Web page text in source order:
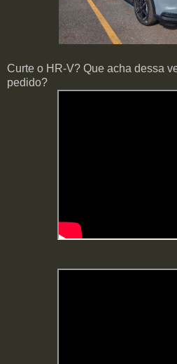
Curte o HR-V? Que acha dessa
pedido?